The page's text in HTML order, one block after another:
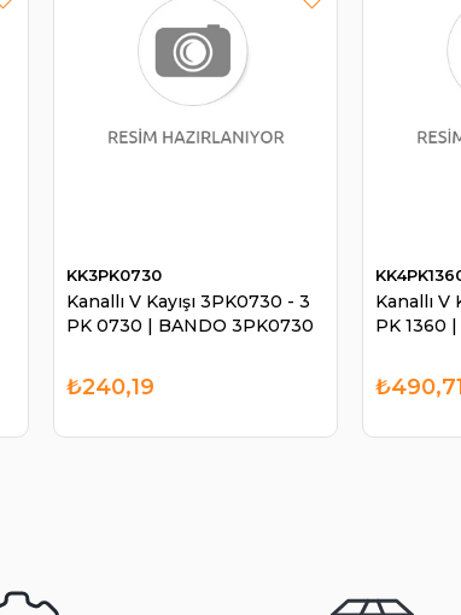
Kanallı V Kayışı 3PK0730 - 3
PK 0730 | BANDO 3PK0730
KK3PK0730
₺240,19
Kanallı V
PK 1360